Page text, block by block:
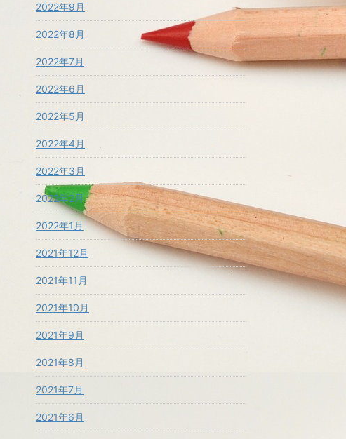
2022年9月
2022年8月
2022年7月
2022年6月
2022年5月
2022年4月
2022年3月
2022年2月
2022年1月
2021年12月
2021年11月
2021年10月
2021年9月
2021年8月
2021年7月
2021年6月